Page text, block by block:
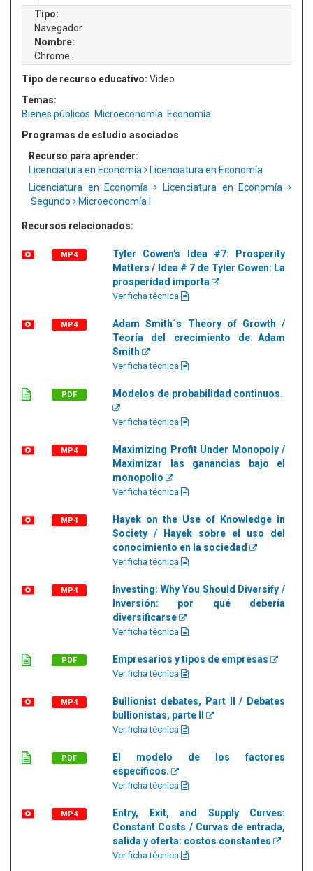
Tipo:
Navegador
Nombre:
Chrome
Tipo de recurso educativo: Video
Temas:
Bienes públicos Microeconomía Economía
Programas de estudio asociados
Recurso para aprender:
Licenciatura en Economía
Licenciatura en Economía
Licenciatura en Economía
Licenciatura en Economía
Segundo
Microeconomía I
Recursos relacionados:
MP4
Tyler Cowen's Idea #7: Prosperity
Matters / Idea # 7 de Tyler Cowen: La
prosperidad importa
Ver ficha técnica
MP4
Adam Smith´s Theory of Growth /
Teoría del crecimiento de Adam
Smith
Ver ficha técnica
PDF Modelos de probabilidad continuos.
Ver ficha técnica
MP4
Maximizing Profit Under Monopoly /
Maximizar las ganancias bajo el
monopolio
Ver ficha técnica
MP4
Hayek on the Use of Knowledge in
Society / Hayek sobre el uso del
conocimiento en la sociedad
Ver ficha técnica
MP4
Investing: Why You Should Diversify /
Inversión: por qué debería
diversificarse
Ver ficha técnica
PDF Empresarios y tipos de empresas
Ver ficha técnica
MP4
Bullionist debates, Part II / Debates
bullionistas, parte II
Ver ficha técnica
PDF
El modelo de los factores
específicos.
Ver ficha técnica
MP4
Entry, Exit, and Supply Curves:
Constant Costs / Curvas de entrada,
salida y oferta: costos constantes
Ver ficha técnica